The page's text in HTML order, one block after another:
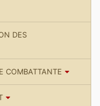
DES
COMBATTANTE